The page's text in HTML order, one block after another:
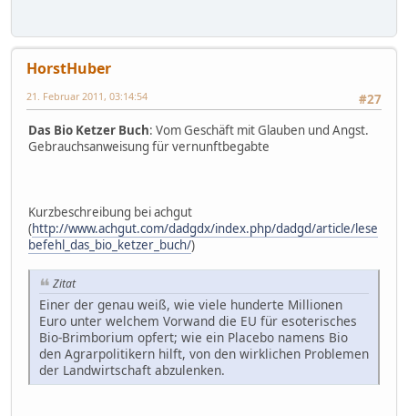
HorstHuber
#27
21. Februar 2011, 03:14:54
Das Bio Ketzer Buch: Vom Geschäft mit Glauben und Angst.
Gebrauchsanweisung für vernunftbegabte
Kurzbeschreibung bei achgut
(http://www.achgut.com/dadgdx/index.php/dadgd/article/lese
befehl_das_bio_ketzer_buch/)
Zitat
Einer der genau weiß, wie viele hunderte Millionen
Euro unter welchem Vorwand die EU für esoterisches
Bio-Brimborium opfert; wie ein Placebo namens Bio
den Agrarpolitikern hilft, von den wirklichen Problemen
der Landwirtschaft abzulenken.